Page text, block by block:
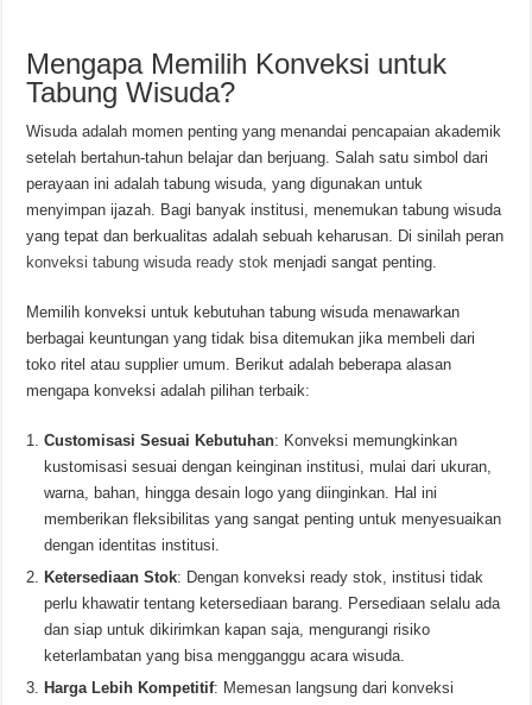
Mengapa Memilih Konveksi untuk
Tabung Wisuda?
Wisuda adalah momen penting yang menandai pencapaian akademik
setelah bertahun-tahun belajar dan berjuang. Salah satu simbol dari
perayaan ini adalah tabung wisuda, yang digunakan untuk
menyimpan ijazah. Bagi banyak institusi, menemukan tabung wisuda
yang tepat dan berkualitas adalah sebuah keharusan. Di sinilah peran
konveksi tabung wisuda ready stok menjadi sangat penting.
Memilih konveksi untuk kebutuhan tabung wisuda menawarkan
berbagai keuntungan yang tidak bisa ditemukan jika membeli dari
toko ritel atau supplier umum. Berikut adalah beberapa alasan
mengapa konveksi adalah pilihan terbaik:
Customisasi Sesuai Kebutuhan: Konveksi memungkinkan
kustomisasi sesuai dengan keinginan institusi, mulai dari ukuran,
warna, bahan, hingga desain logo yang diinginkan. Hal ini
memberikan fleksibilitas yang sangat penting untuk menyesuaikan
dengan identitas institusi.
Ketersediaan Stok: Dengan konveksi ready stok, institusi tidak
perlu khawatir tentang ketersediaan barang. Persediaan selalu ada
dan siap untuk dikirimkan kapan saja, mengurangi risiko
keterlambatan yang bisa mengganggu acara wisuda.
Harga Lebih Kompetitif: Memesan langsung dari konveksi